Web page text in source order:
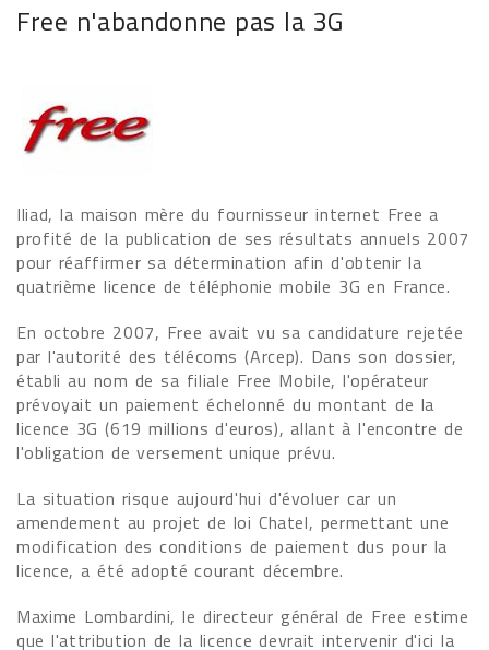
Free n'abandonne pas la 3G
Iliad, la maison mère du fournisseur internet Free a
profité de la publication de ses résultats annuels 2007
pour réaffirmer sa détermination afin d'obtenir la
quatrième licence de téléphonie mobile 3G en France.
En octobre 2007, Free avait vu sa candidature rejetée
par l'autorité des télécoms (Arcep). Dans son dossier,
établi au nom de sa filiale Free Mobile, l'opérateur
prévoyait un paiement échelonné du montant de la
licence 3G (619 millions d'euros), allant à l'encontre de
l'obligation de versement unique prévu.
La situation risque aujourd'hui d'évoluer car un
amendement au projet de loi Chatel, permettant une
modification des conditions de paiement dus pour la
licence, a été adopté courant décembre.
Maxime Lombardini, le directeur général de Free estime
que l'attribution de la licence devrait intervenir d'ici la